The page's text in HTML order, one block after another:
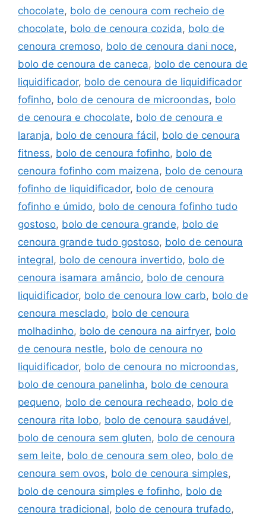
chocolate, bolo de cenoura com recheio de
chocolate, bolo de cenoura cozida, bolo de
cenoura cremoso, bolo de cenoura dani noce,
bolo de cenoura de caneca, bolo de cenoura de
liquidificador, bolo de cenoura de liquidificador
fofinho, bolo de cenoura de microondas, bolo
de cenoura e chocolate, bolo de cenoura e
laranja, bolo de cenoura fácil, bolo de cenoura
fitness, bolo de cenoura fofinho, bolo de
cenoura fofinho com maizena, bolo de cenoura
fofinho de liquidificador, bolo de cenoura
fofinho e úmido, bolo de cenoura fofinho tudo
gostoso, bolo de cenoura grande, bolo de
cenoura grande tudo gostoso, bolo de cenoura
integral, bolo de cenoura invertido, bolo de
cenoura isamara amâncio, bolo de cenoura
liquidificador, bolo de cenoura low carb, bolo de
cenoura mesclado, bolo de cenoura
molhadinho, bolo de cenoura na airfryer, bolo
de cenoura nestle, bolo de cenoura no
liquidificador, bolo de cenoura no microondas,
bolo de cenoura panelinha, bolo de cenoura
pequeno, bolo de cenoura recheado, bolo de
cenoura rita lobo, bolo de cenoura saudável,
bolo de cenoura sem gluten, bolo de cenoura
sem leite, bolo de cenoura sem oleo, bolo de
cenoura sem ovos, bolo de cenoura simples,
bolo de cenoura simples e fofinho, bolo de
cenoura tradicional, bolo de cenoura trufado,